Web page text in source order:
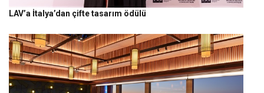
LAV’a İtalya’dan çifte tasarım ödülü